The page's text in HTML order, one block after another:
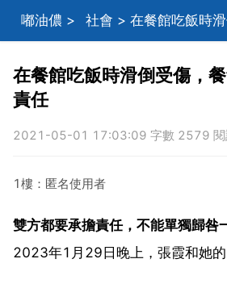
嘟油儂 > 社會 > 在餐館吃飯時
在餐館吃飯時滑倒受傷，
責任
2021-05-01 17:03:09 字數 2579 閱
1樓：匿名使用者
雙方都要承擔責任，不能單獨歸咎
2023年1月29日晚上，張霞和她的